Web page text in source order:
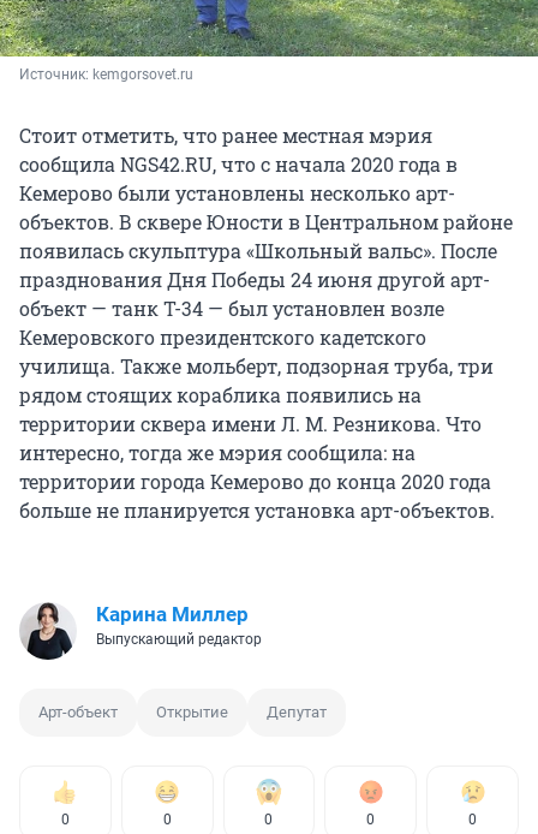
Источник: kemgorsovet.ru
Стоит отметить, что ранее местная мэрия
сообщила NGS42.RU, что с начала 2020 года в
Кемерово были установлены несколько арт-
объектов. В сквере Юности в Центральном районе
появилась скульптура «Школьный вальс». После
празднования Дня Победы 24 июня другой арт-
объект — танк Т-34 — был установлен возле
Кемеровского президентского кадетского
училища. Также мольберт, подзорная труба, три
рядом стоящих кораблика появились на
территории сквера имени Л. М. Резникова. Что
интересно, тогда же мэрия сообщила: на
территории города Кемерово до конца 2020 года
больше не планируется установка арт-объектов.
Карина Миллер
Выпускающий редактор
Арт-объект Открытие Депутат
0 0 0 0 0